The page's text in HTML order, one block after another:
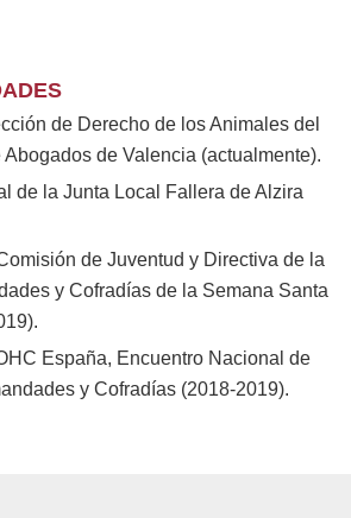
de Derecho de los Animales del
Abogados de Valencia (actualmente).
de la Junta Local Fallera de Alzira
de Juventud y Directiva de la
y Cofradías de la Semana Santa
España, Encuentro Nacional de
y Cofradías (2018-2019).